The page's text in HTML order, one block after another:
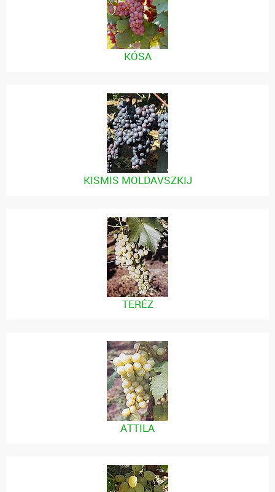
KÓSA
KISMIS MOLDAVSZKIJ
TERÉZ
ATTILA